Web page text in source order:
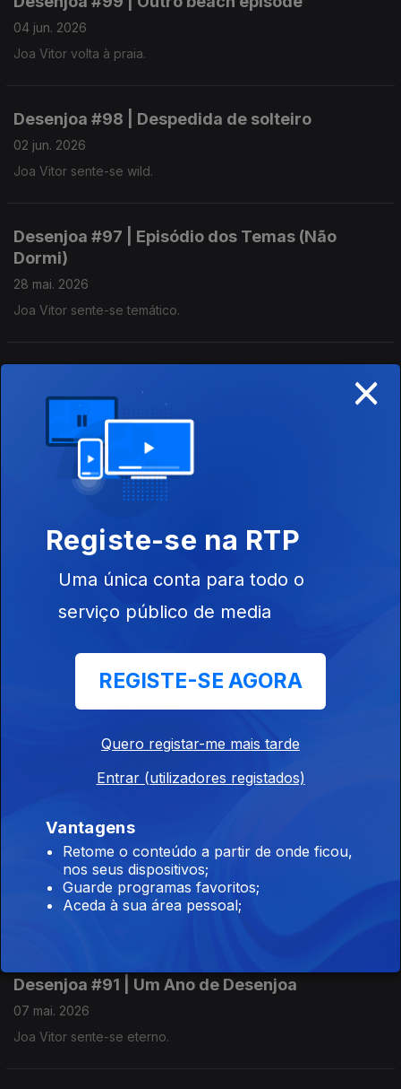
04 jun. 2026
Joa Vitor volta à praia.
Desenjoa #98 | Despedida de solteiro
02 jun. 2026
Joa Vitor sente-se wild.
Desenjoa #97 | Episódio dos Temas (Não
Dormi)
28 mai. 2026
Joa Vitor sente-se temático.
Odiar o Meu Carro
26 mai. 2026
Joa Vitor desiste.
21 mai. 2026
19 mai. 2026
Joa Vitor é encontrado morto.
Desenjoa #93 | Eurovisão parte II
Desenjoa #92 | Joa Driver
12 mai. 2026
Desenjoa #91 | Um Ano de Desenjoa
07 mai. 2026
Joa Vitor sente-se eterno.
×
Registe-se na RTP
Uma única conta para todo o
serviço público de media
REGISTE-SE AGORA
Quero registar-me mais tarde
Entrar (utilizadores registados)
Vantagens
Retome o conteúdo a partir de onde ficou,
nos seus dispositivos;
Guarde programas favoritos;
Aceda à sua área pessoal;